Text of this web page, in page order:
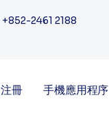
+852-2461 2188
冊 手機應用程序